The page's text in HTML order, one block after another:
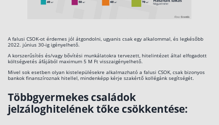
A falusi CSOK-ot érdemes jól átgondolni, ugyanis csak egy alkalommal, és legkésőbb
2022. június 30-ig igényelhető.
A korszerűsítés és/vagy bővítési munkálatokra tervezett, hitelintézet által elfogadott
költségvetés áfájából maximum 5 M Ft visszaigényelhető.
Mivel sok esetben olyan kistelepülésekre alkalmazható a falusi CSOK, csak bizonyos
bankok finanszíroznak hitellel, mindenképp kérje szakértő kollégánk segítségét.
Többgyermekes családok
jelzáloghitelének tőke csökkentése: